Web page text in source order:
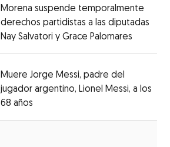
Morena suspende temporalmente
derechos partidistas a las diputadas
Nay Salvatori y Grace Palomares
Muere Jorge Messi, padre del
jugador argentino, Lionel Messi, a los
68 años